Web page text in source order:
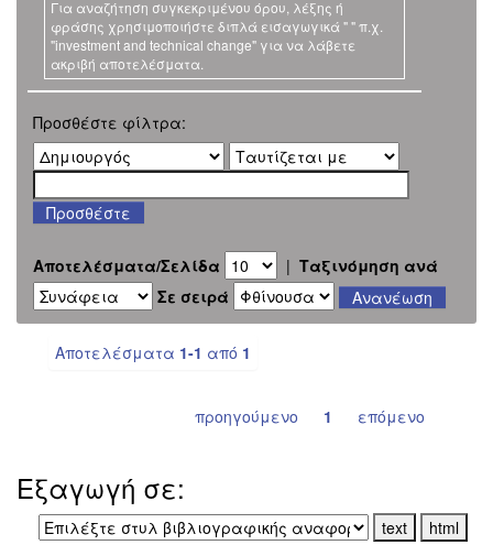
Για αναζήτηση συγκεκριμένου όρου, λέξης ή
φράσης χρησιμοποιήστε διπλά εισαγωγικά " " π.χ.
"investment and technical change" για να λάβετε
ακριβή αποτελέσματα.
Προσθέστε φίλτρα:
Αποτελέσματα/Σελίδα | Ταξινόμηση ανά
Σε σειρά
Αποτελέσματα 1-1 από 1
προηγούμενο 1 επόμενο
Εξαγωγή σε: